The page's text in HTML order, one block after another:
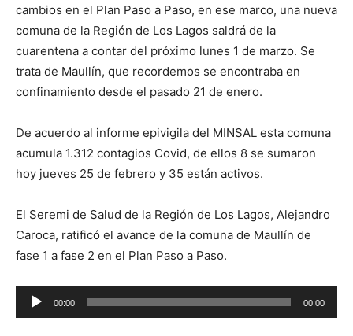
cambios en el Plan Paso a Paso, en ese marco, una nueva
comuna de la Región de Los Lagos saldrá de la
cuarentena a contar del próximo lunes 1 de marzo. Se
trata de Maullín, que recordemos se encontraba en
confinamiento desde el pasado 21 de enero.
De acuerdo al informe epivigila del MINSAL esta comuna
acumula 1.312 contagios Covid, de ellos 8 se sumaron
hoy jueves 25 de febrero y 35 están activos.
El Seremi de Salud de la Región de Los Lagos, Alejandro
Caroca, ratificó el avance de la comuna de Maullín de
fase 1 a fase 2 en el Plan Paso a Paso.
Reproductor
de
00:00 00:00